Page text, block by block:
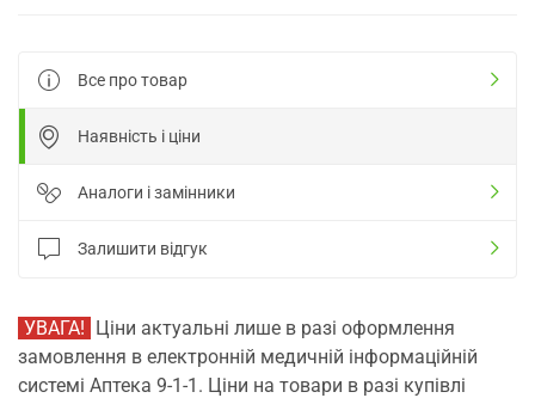
Все про товар
Наявність і ціни
Аналоги і замінники
Залишити відгук
УВАГА! Ціни актуальні лише в разі оформлення
замовлення в електронній медичній інформаційній
системі Аптека 9-1-1. Ціни на товари в разі купівлі